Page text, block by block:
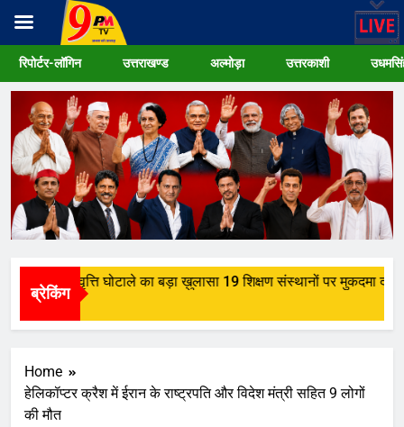
Skip
content
रिपोर्टर-लॉगिन उत्तराखण्ड अल्मोड़ा उत्तरकाशी
ब्रेकिंग
में छात्रवृत्ति घोटाले का बड़ा ख़ुलासा 19 शिक्षण संस्थानों पर मुकदमा दर्ज
Ago
Home
हेलिकॉप्टर क्रैश में ईरान के राष्ट्रपति और विदेश मंत्री सहित 9 लोगों
की मौत